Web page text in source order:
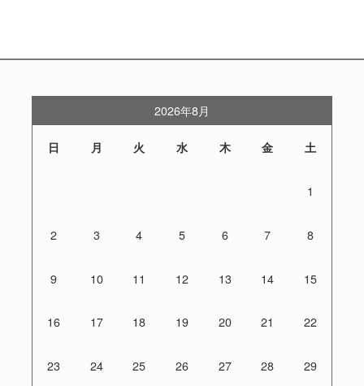
2026年8月
日 月 火 水 木 金 土
1
2 3 4 5 6 7 8
9 10 11 12 13 14 15
16 17 18 19 20 21 22
23 24 25 26 27 28 29